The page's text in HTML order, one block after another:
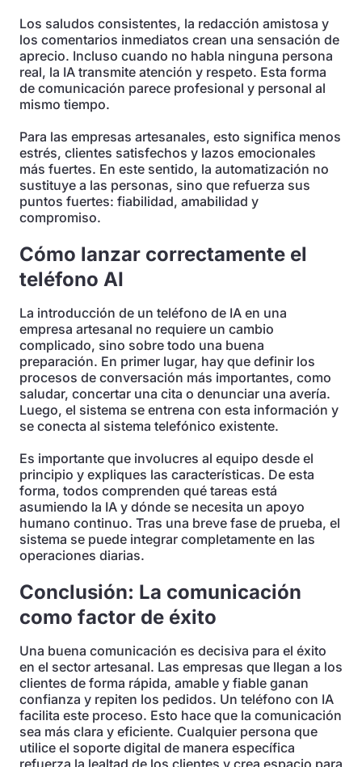
Los saludos consistentes, la redacción amistosa y
los comentarios inmediatos crean una sensación de
aprecio. Incluso cuando no habla ninguna persona
real, la IA transmite atención y respeto. Esta forma
de comunicación parece profesional y personal al
mismo tiempo.
Para las empresas artesanales, esto significa menos
estrés, clientes satisfechos y lazos emocionales
más fuertes. En este sentido, la automatización no
sustituye a las personas, sino que refuerza sus
puntos fuertes: fiabilidad, amabilidad y
compromiso.
Cómo lanzar correctamente el
teléfono AI
La introducción de un teléfono de IA en una
empresa artesanal no requiere un cambio
complicado, sino sobre todo una buena
preparación. En primer lugar, hay que definir los
procesos de conversación más importantes, como
saludar, concertar una cita o denunciar una avería.
Luego, el sistema se entrena con esta información y
se conecta al sistema telefónico existente.
Es importante que involucres al equipo desde el
principio y expliques las características. De esta
forma, todos comprenden qué tareas está
asumiendo la IA y dónde se necesita un apoyo
humano continuo. Tras una breve fase de prueba, el
sistema se puede integrar completamente en las
operaciones diarias.
Conclusión: La comunicación
como factor de éxito
Una buena comunicación es decisiva para el éxito
en el sector artesanal. Las empresas que llegan a los
clientes de forma rápida, amable y fiable ganan
confianza y repiten los pedidos. Un teléfono con IA
facilita este proceso. Esto hace que la comunicación
sea más clara y eficiente. Cualquier persona que
utilice el soporte digital de manera específica
refuerza la lealtad de los clientes y crea espacio para